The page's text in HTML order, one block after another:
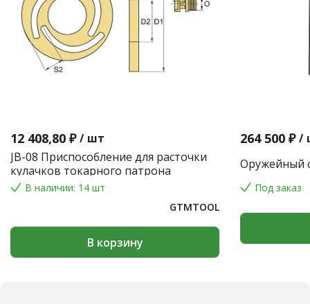
12 408,80 ₽ / шт
JB-08 Приспособление для расточки
кулачков токарного патрона
В наличии: 14 шт
GTMTOOL
В корзину
264 500 ₽ /
Оружейный
Под заказ